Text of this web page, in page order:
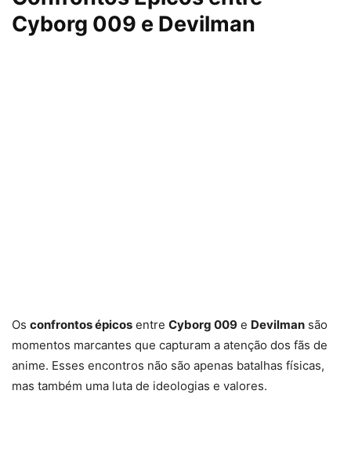
Cyborg 009 e Devilman
Os confrontos épicos entre Cyborg 009 e Devilman são
momentos marcantes que capturam a atenção dos fãs de
anime. Esses encontros não são apenas batalhas físicas,
mas também uma luta de ideologias e valores.